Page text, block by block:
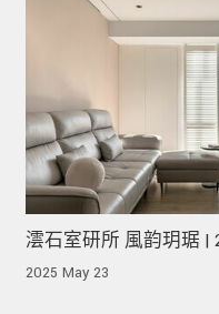
澐石室研所 風韵玥琚 |
銀獎！
2025 May 23